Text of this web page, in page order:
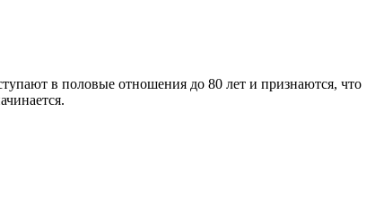
в половые отношения до 80 лет и признаются, что